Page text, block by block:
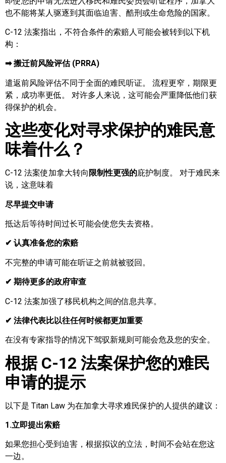
也不能将某人驱逐到其面临迫害、酷刑或生命危险的国家。
C-12 法案指出，不符合条件的索赔人可能会被转到以下机
构：
➡ 搬迁前风险评估 (PRRA)
遣返前风险评估不同于全面的难民听证。 流程更窄，期限更
紧，成功率更低。 对许多人来说，这可能会严重降低他们获
得保护的机会。
这些变化对寻求保护的难民意
味着什么？
C-12 法案使加拿大转向 限制性更强的庇护制度。 对于难民来
说，这意味着
尽早提交申请
抵达后等待时间过长可能会使您失去资格。
✔ 认真准备您的索赔
不完整的申请可能在听证之前就被驳回。
✔ 期待更多的政府审查
C-12 法案加强了移民机构之间的信息共享。
✔ 法律代表比以往任何时候都更加重要
在没有专家指导的情况下驾驭新规则可能会危及您的安全。
根据 C-12 法案保护您的难民
申请的提示
以下是 Titan Law 为在加拿大寻求难民保护的人提供的建议：
1.立即提出索赔
如果您担心受到迫害，根据拟议的立法，时间不会站在您这
一边。